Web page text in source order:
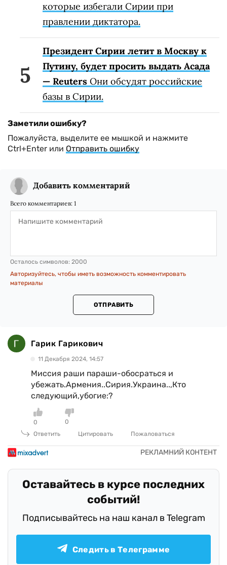
которые избегали Сирии при
правлении диктатора.
Президент Сирии летит в Москву к
Путину, будет просить выдать Асада
— Reuters Они обсудят российские
базы в Сирии.
Заметили ошибку?
Пожалуйста, выделите ее мышкой и нажмите
Ctrl+Enter или Отправить ошибку
Добавить комментарий
Всего комментариев: 1
Осталось символов: 2000
Авторизуйтесь, чтобы иметь возможность комментировать
материалы
ОТПРАВИТЬ
Гарик Гарикович
11 Декабря 2024, 14:57
Миссия раши параши-обосраться и
убежать.Армения..Сирия.Украина..,Кто
следующий,убогие:?
0
0
Ответить
Цитировать Пожаловаться
Оставайтесь в курсе последних
событий!
Подписывайтесь на наш канал в Telegram
Следить в Телеграмме